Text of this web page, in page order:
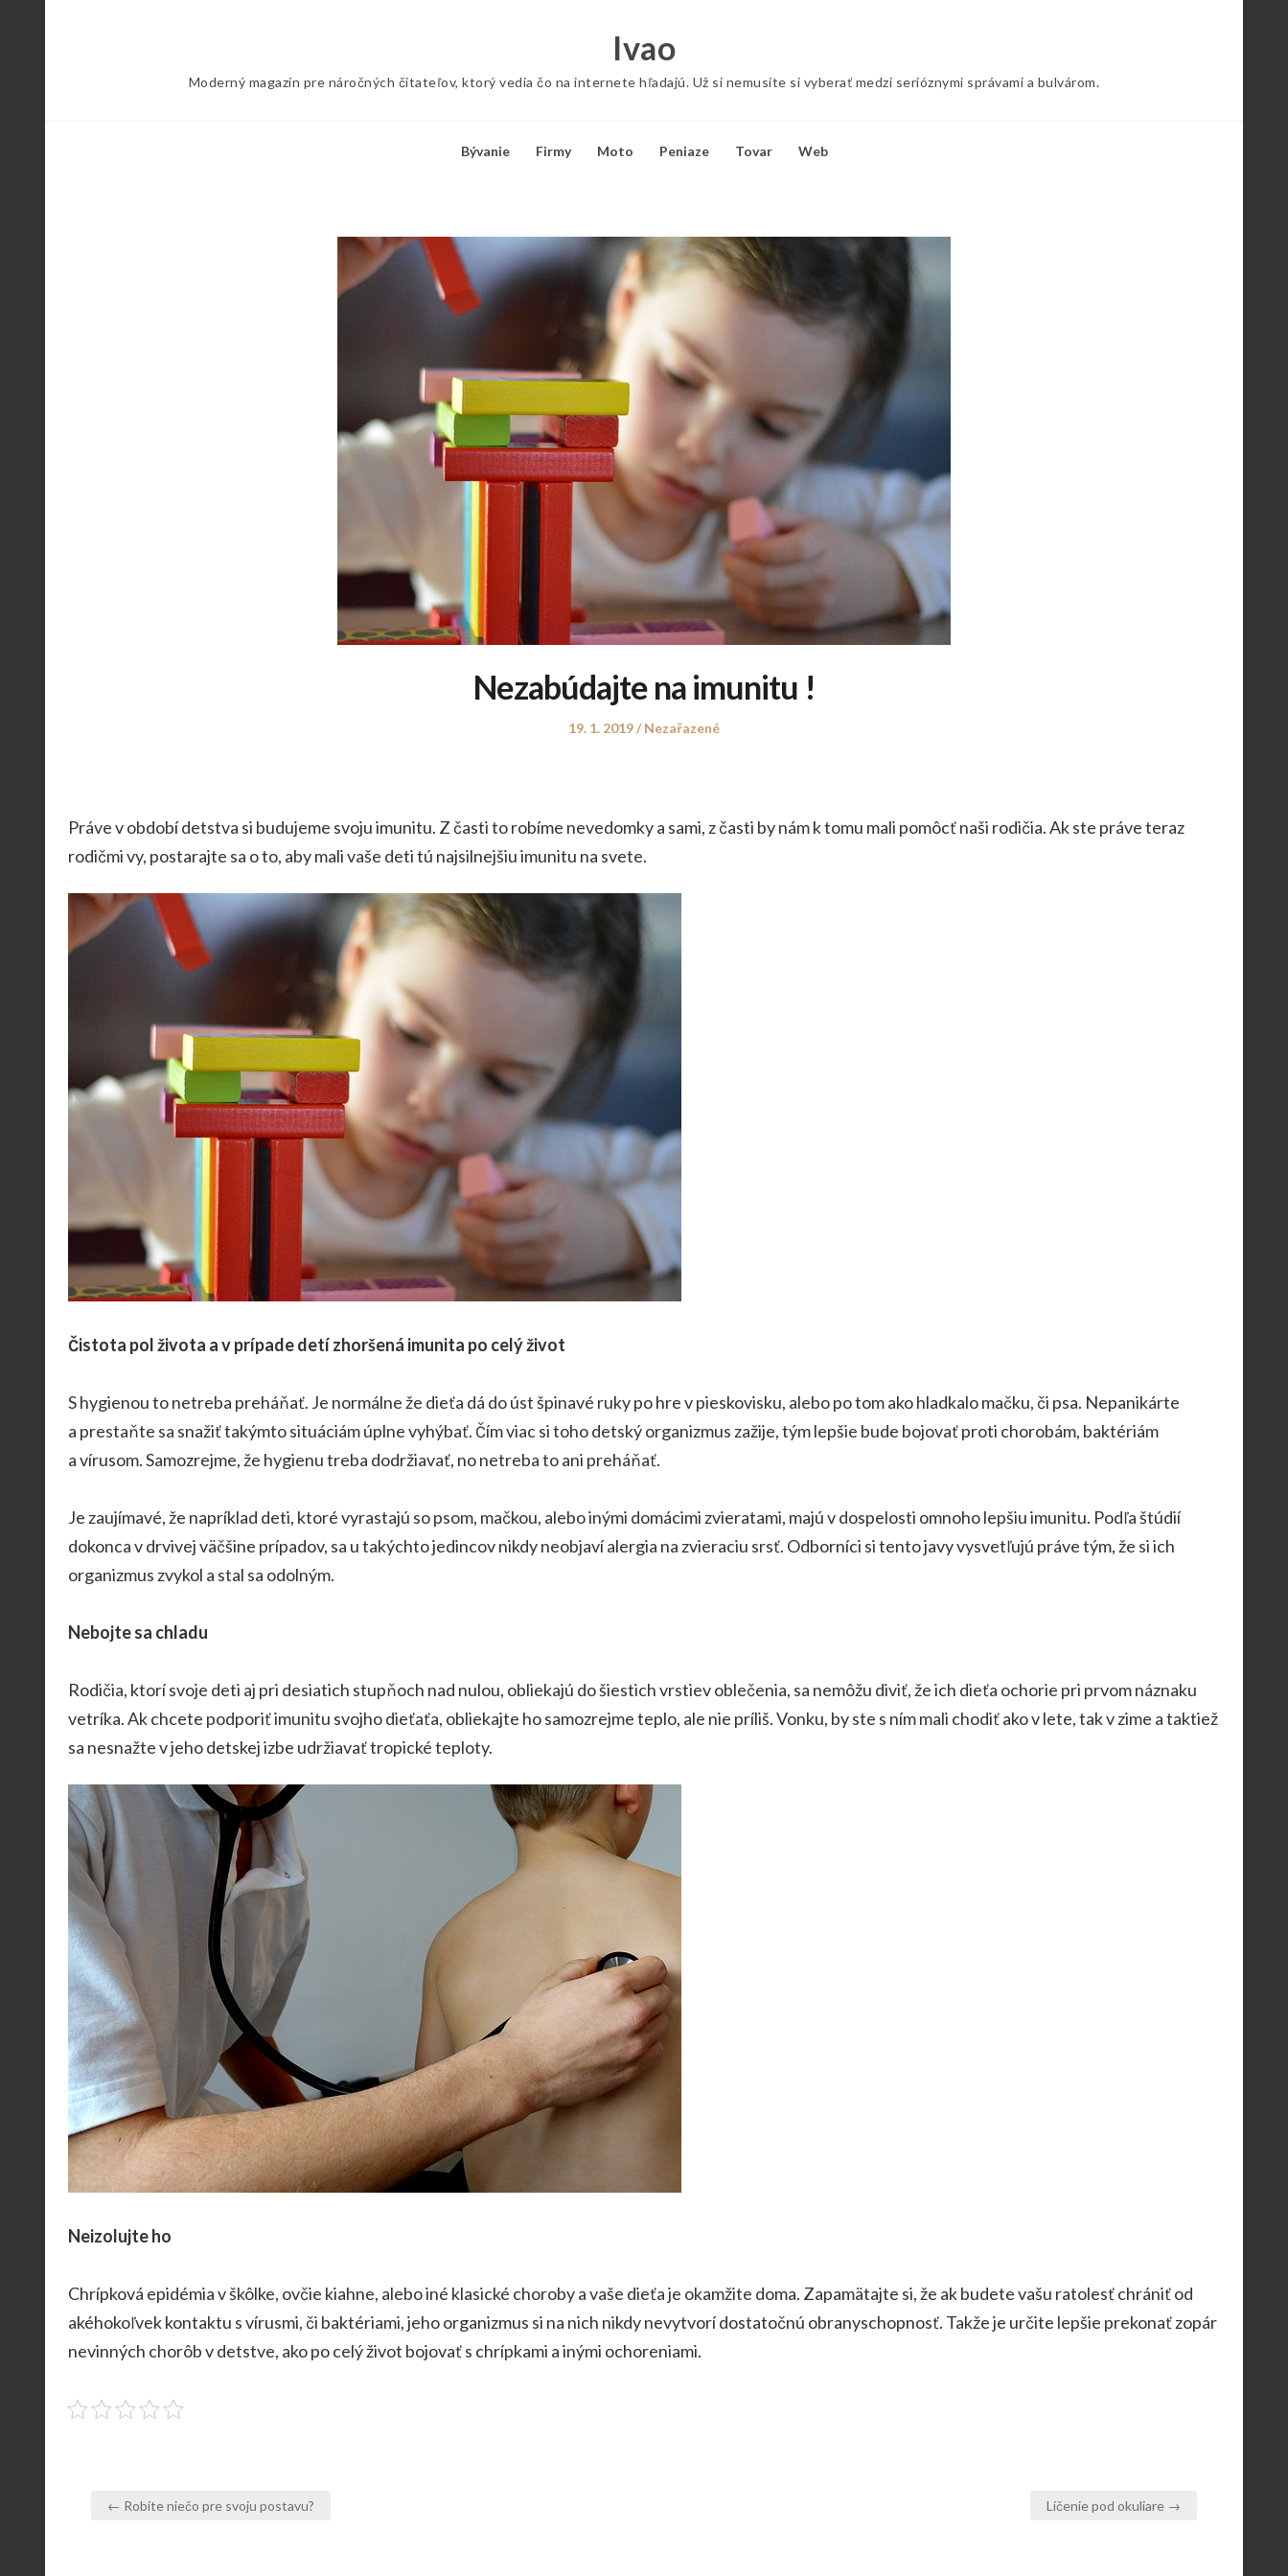
Ivao
Moderný magazín pre náročných čitateľov, ktorý vedia čo na internete hľadajú. Už si nemusíte si vyberať medzi serióznymi správami a bulvárom.
Bývanie Firmy Moto Peniaze Tovar Web
Nezabúdajte na imunitu !
Posted
19. 1. 2019
Posted
Nezařazené
Práve v období detstva si budujeme svoju imunitu. Z časti to robíme nevedomky a sami, z časti by nám k tomu mali pomôcť naši rodičia. Ak ste práve teraz
rodičmi vy, postarajte sa o to, aby mali vaše deti tú najsilnejšiu imunitu na svete.
Čistota pol života a v prípade detí zhoršená imunita po celý život
S hygienou to netreba preháňať. Je normálne že dieťa dá do úst špinavé ruky po hre v pieskovisku, alebo po tom ako hladkalo mačku, či psa. Nepanikárte
a prestaňte sa snažiť takýmto situáciám úplne vyhýbať. Čím viac si toho detský organizmus zažije, tým lepšie bude bojovať proti chorobám, baktériám
a vírusom. Samozrejme, že hygienu treba dodržiavať, no netreba to ani preháňať.
Je zaujímavé, že napríklad deti, ktoré vyrastajú so psom, mačkou, alebo inými domácimi zvieratami, majú v dospelosti omnoho lepšiu imunitu. Podľa štúdií
dokonca v drvivej väčšine prípadov, sa u takýchto jedincov nikdy neobjaví alergia na zvieraciu srsť. Odborníci si tento javy vysvetľujú práve tým, že si ich
organizmus zvykol a stal sa odolným.
Nebojte sa chladu
Rodičia, ktorí svoje deti aj pri desiatich stupňoch nad nulou, obliekajú do šiestich vrstiev oblečenia, sa nemôžu diviť, že ich dieťa ochorie pri prvom náznaku
vetríka. Ak chcete podporiť imunitu svojho dieťaťa, obliekajte ho samozrejme teplo, ale nie príliš. Vonku, by ste s ním mali chodiť ako v lete, tak v zime a taktiež
sa nesnažte v jeho detskej izbe udržiavať tropické teploty.
Neizolujte ho
Chrípková epidémia v škôlke, ovčie kiahne, alebo iné klasické choroby a vaše dieťa je okamžite doma. Zapamätajte si, že ak budete vašu ratolesť chrániť od
akéhokoľvek kontaktu s vírusmi, či baktériami, jeho organizmus si na nich nikdy nevytvorí dostatočnú obranyschopnosť. Takže je určite lepšie prekonať zopár
nevinných chorôb v detstve, ako po celý život bojovať s chrípkami a inými ochoreniami.
Navigace
← Robíte niečo pre svoju postavu? Líčenie pod okuliare →